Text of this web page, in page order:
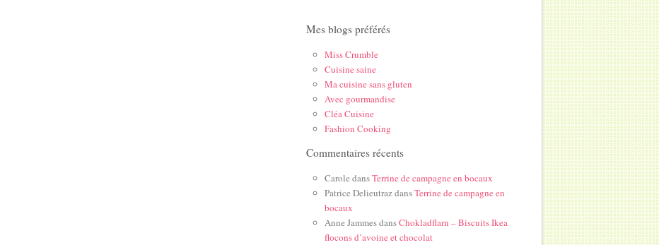
Mes blogs préférés
Miss Crumble
Cuisine saine
Ma cuisine sans gluten
Avec gourmandise
Cléa Cuisine
Fashion Cooking
Commentaires récents
Carole dansTerrine de campagne en bocaux
Patrice DelieutrazdansTerrine de campagne en
bocaux
Anne JammesdansChokladflarn – Biscuits Ikea
flocons d’avoine et chocolat